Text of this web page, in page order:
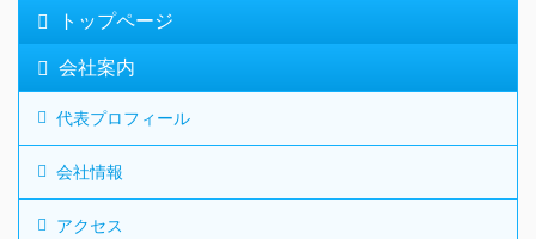
トップページ
会社案内
代表プロフィール
会社情報
アクセス